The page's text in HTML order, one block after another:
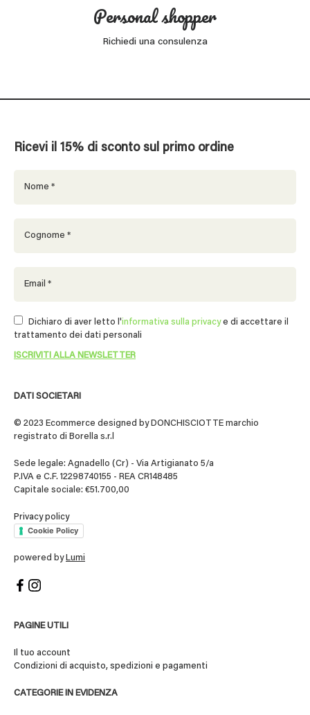
Personal shopper
Richiedi una consulenza
DATI SOCIETARI
© 2023 Ecommerce designed by DONCHISCIOTTE marchio
registrato di Borella s.r.l
Sede legale: Agnadello (Cr) - Via Artigianato 5/a
P.IVA e C.F. 12298740155 - REA CR148485
Capitale sociale: €51.700,00
Privacy policy
Cookie Policy
powered by Lumi
PAGINE UTILI
Il tuo account
Condizioni di acquisto, spedizioni e pagamenti
CATEGORIE IN EVIDENZA
Ricevi il 15% di sconto sul primo ordine
Dichiaro di aver letto l'informativa sulla privacye di accettare il
trattamento dei dati personali